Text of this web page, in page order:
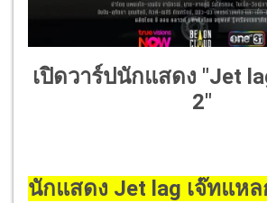
เปิดวาร์ปนักแสดง "Jet
2"
นักแสดง Jet lag เจ๊ทแหล